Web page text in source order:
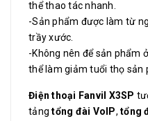
thể thao tác nhanh.
-Sản phẩm được làm từ
trầy xước.
-Không nên để sản phẩm
thể làm giảm tuổi thọ sản
Điện thoại Fanvil X3SP
tảngtổng đài VoIP, tổng